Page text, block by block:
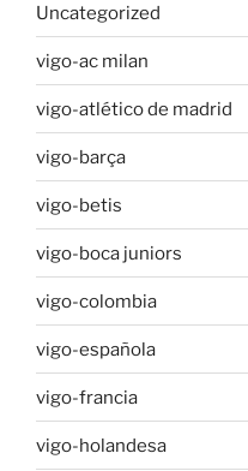
Uncategorized
vigo-ac milan
vigo-atlético de madrid
vigo-barça
vigo-betis
vigo-boca juniors
vigo-colombia
vigo-española
vigo-francia
vigo-holandesa